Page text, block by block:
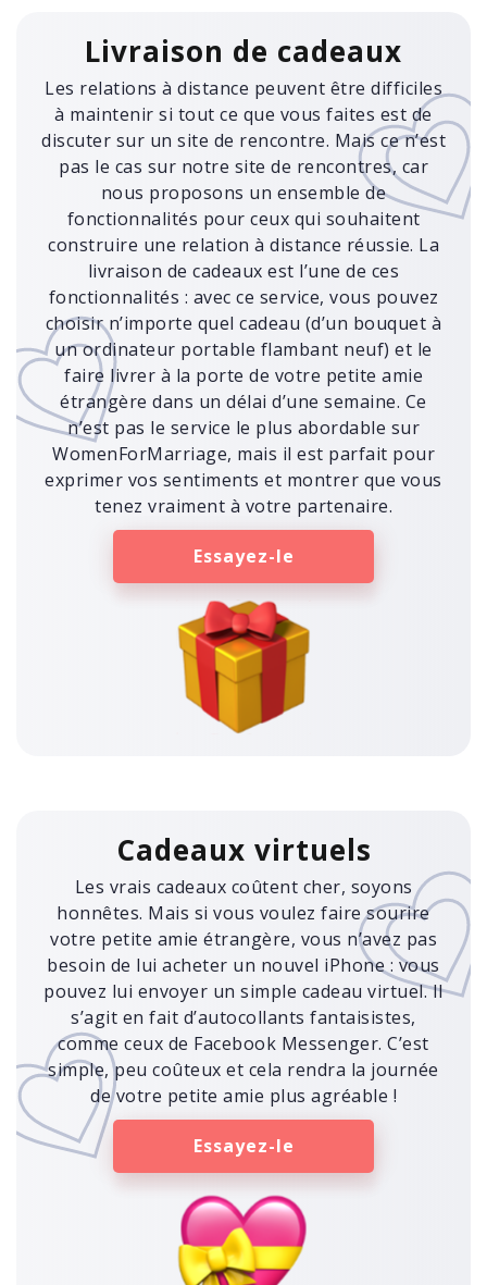
Livraison de cadeaux
Les relations à distance peuvent être difficiles
à maintenir si tout ce que vous faites est de
discuter sur un site de rencontre. Mais ce n’est
pas le cas sur notre site de rencontres, car
nous proposons un ensemble de
fonctionnalités pour ceux qui souhaitent
construire une relation à distance réussie. La
livraison de cadeaux est l’une de ces
fonctionnalités : avec ce service, vous pouvez
choisir n’importe quel cadeau (d’un bouquet à
un ordinateur portable flambant neuf) et le
faire livrer à la porte de votre petite amie
étrangère dans un délai d’une semaine. Ce
n’est pas le service le plus abordable sur
WomenForMarriage, mais il est parfait pour
exprimer vos sentiments et montrer que vous
tenez vraiment à votre partenaire.
Essayez-le
Cadeaux virtuels
Les vrais cadeaux coûtent cher, soyons
honnêtes. Mais si vous voulez faire sourire
votre petite amie étrangère, vous n’avez pas
besoin de lui acheter un nouvel iPhone : vous
pouvez lui envoyer un simple cadeau virtuel. Il
s’agit en fait d’autocollants fantaisistes,
comme ceux de Facebook Messenger. C’est
simple, peu coûteux et cela rendra la journée
de votre petite amie plus agréable !
Essayez-le